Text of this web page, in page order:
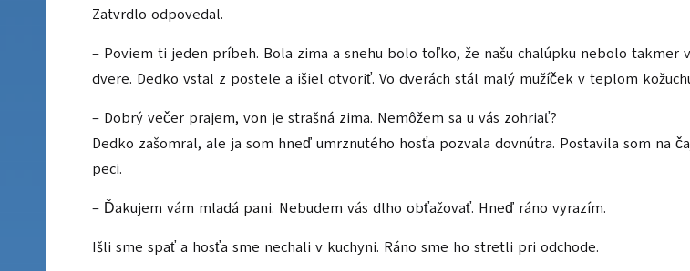
Zatvrdlo odpovedal.
– Poviem ti jeden príbeh. Bola zima a snehu bolo toľko, že našu chalúpku nebolo
dvere. Dedko vstal z postele a išiel otvoriť. Vo dverách stál malý mužíček v teplom
– Dobrý večer prajem, von je strašná zima. Nemôžem sa u vás zohriať?
Dedko zašomral, ale ja som hneď umrznutého hosťa pozvala dovnútra. Postavila som
peci.
– Ďakujem vám mladá pani. Nebudem vás dlho obťažovať. Hneď ráno vyrazím.
Išli sme spať a hosťa sme nechali v kuchyni. Ráno sme ho stretli pri odchode.